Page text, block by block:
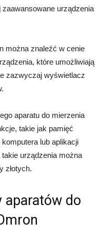
urządzenia
można znaleźć w cenie
które umożliwiają
zazwyczaj wyświetlacz
aparatu do mierzenia
takie jak pamięć
lub aplikacji
urządzenia można
złotych.
aparatów do